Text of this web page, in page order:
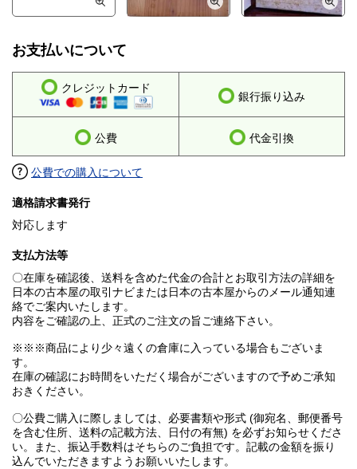
お支払いについて
クレジットカード
銀行振り込み
公費 代金引換
公費での購入について
適格請求書発行
対応します
支払方法等
〇在庫を確認後、送料を含めた代金の合計とお取引方法の詳細を
日本の古本屋の取引ナビまたは日本の古本屋からのメール通知連
絡でご案内いたします。
内容をご確認の上、正式のご注文の旨ご連絡下さい。
※※※商品により少々遠くの倉庫に入っている場合もございま
す。
在庫の確認にお時間をいただく場合がございますので予めご承知
おきください。
〇公費ご購入に際しましては、必要書類や形式 (御宛名、郵便番号
を含む住所、送料の記載方法、日付の有無) を必ずお知らせくださ
い。また、振込手数料はそちらのご負担です。記載の金額を振り
込んでいただきますようお願いいたします。